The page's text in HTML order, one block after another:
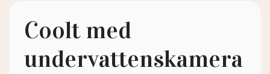
Coolt med
undervattenskamera